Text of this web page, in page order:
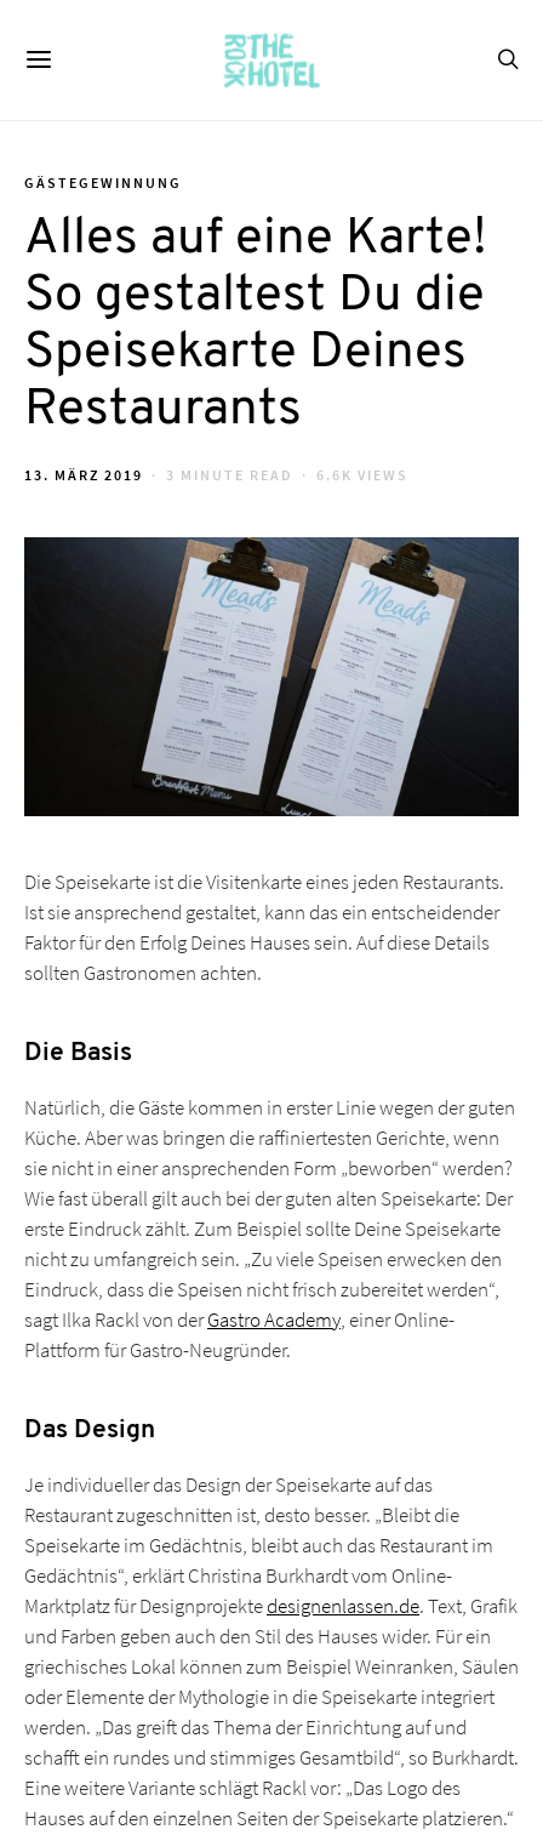
GÄSTEGEWINNUNG
Alles auf eine Karte!
So gestaltest Du die
Speisekarte Deines
Restaurants
POSTED
13. MÄRZ 2019 3 MINUTE READ 6.6K VIEWS
Die Speisekarte ist die Visitenkarte eines jeden Restaurants.
Ist sie ansprechend gestaltet, kann das ein entscheidender
Faktor für den Erfolg Deines Hauses sein. Auf diese Details
sollten Gastronomen achten.
Die Basis
Natürlich, die Gäste kommen in erster Linie wegen der guten
Küche. Aber was bringen die raffiniertesten Gerichte, wenn
sie nicht in einer ansprechenden Form „beworben“ werden?
Wie fast überall gilt auch bei der guten alten Speisekarte: Der
erste Eindruck zählt. Zum Beispiel sollte Deine Speisekarte
nicht zu umfangreich sein. „Zu viele Speisen erwecken den
Eindruck, dass die Speisen nicht frisch zubereitet werden“,
sagt Ilka Rackl von derGastro Academy, einer Online-
Plattform für Gastro-Neugründer.
Das Design
Je individueller das Design der Speisekarte auf das
Restaurant zugeschnitten ist, desto besser. „Bleibt die
Speisekarte im Gedächtnis, bleibt auch das Restaurant im
Gedächtnis“, erklärt Christina Burkhardt vom Online-
Marktplatz für Designprojektedesignenlassen.de. Text, Grafik
und Farben geben auch den Stil des Hauses wider. Für ein
griechisches Lokal können zum Beispiel Weinranken, Säulen
oder Elemente der Mythologie in die Speisekarte integriert
werden. „Das greift das Thema der Einrichtung auf und
schafft ein rundes und stimmiges Gesamtbild“, so Burkhardt.
Eine weitere Variante schlägt Rackl vor: „Das Logo des
Hauses auf den einzelnen Seiten der Speisekarte platzieren.“